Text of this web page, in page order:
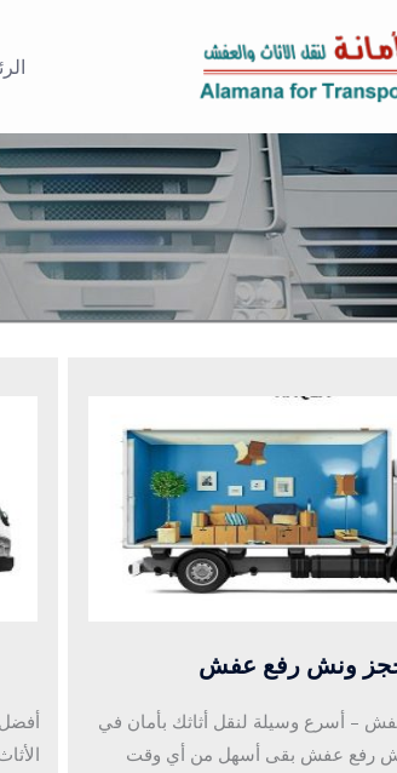
ونش رفع عفش
– أسرع وسيلة لنقل أثاثك بأمان في
رفع عفش بقى أسهل من أي وقت